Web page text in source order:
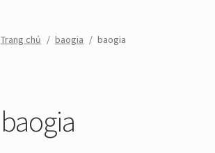
Trang chủ / baogia / baogia
baogia